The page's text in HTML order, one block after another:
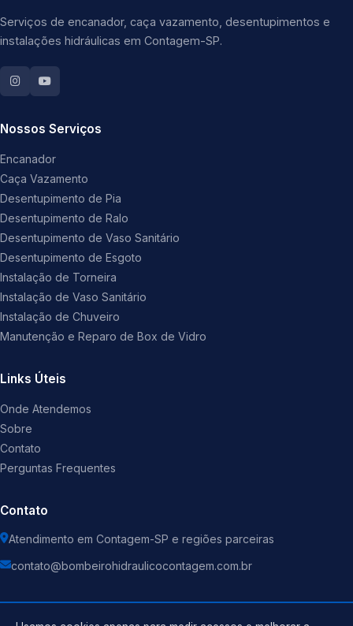
Serviços de encanador, caça vazamento, desentupimentos e
instalações hidráulicas em Contagem-SP.
Nossos Serviços
Encanador
Caça Vazamento
Desentupimento de Pia
Desentupimento de Ralo
Desentupimento de Vaso Sanitário
Desentupimento de Esgoto
Instalação de Torneira
Instalação de Vaso Sanitário
Instalação de Chuveiro
Manutenção e Reparo de Box de Vidro
Links Úteis
Onde Atendemos
Sobre
Contato
Perguntas Frequentes
Contato
Atendimento em Contagem-SP e regiões parceiras
contato@bombeirohidraulicocontagem.com.br